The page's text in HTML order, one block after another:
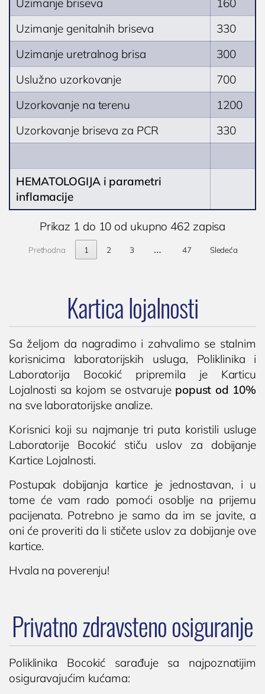
Ultrazvuk srca
Ultrazvuk dojki
Ultrazvuk abdomena
Ultrazvuk skrotuma (testisa)
Dopler krvnih sudova vrata
Dopler krvnih sudova nogu
Laboratorija
Dodirnite za poziv
(061) 63-23-053
Nikoletine Bursaća 8,
18000 Niš, Srbija
Uzimanje briseva
160
Uzimanje genitalnih briseva
330
Uzimanje uretralnog brisa
300
Uslužno uzorkovanje
700
Uzorkovanje na terenu
1200
Uzorkovanje briseva za PCR
330
HEMATOLOGIJA i parametri
inflamacije
Prikaz 1 do 10 od ukupno 462 zapisa
Prethodna 1 2 3 … 47 Sledeća
Kartica lojalnosti
Sa željom da nagradimo i zahvalimo se stalnim
korisnicima laboratorijskih usluga, Poliklinika i
Laboratorija Bocokić pripremila je Karticu
Lojalnosti sa kojom se ostvaruje popust od 10%
na sve laboratorijske analize.
Korisnici koji su najmanje tri puta koristili usluge
Laboratorije Bocokić stiču uslov za dobijanje
Kartice Lojalnosti.
Postupak dobijanja kartice je jednostavan, i u
tome će vam rado pomoći osoblje na prijemu
pacijenata. Potrebno je samo da im se javite, a
oni će proveriti da li stičete uslov za dobijanje ove
kartice.
Hvala na poverenju!
Privatno zdravsteno osiguranje
Poliklinika Bocokić sarađuje sa najpoznatijim
osiguravajućim kućama: